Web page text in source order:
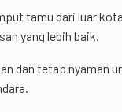
tamu dari luar
yang lebih baik.
dan tetap nyaman